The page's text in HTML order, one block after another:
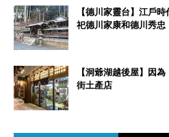
【德川家靈台】江戶
祀德川家康和德川秀忠
【洞爺湖越後屋】因
街土產店